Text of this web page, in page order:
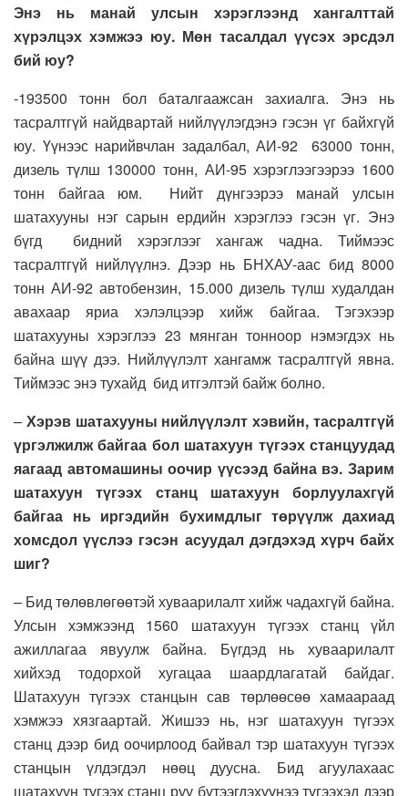
Энэ нь манай улсын хэрэглээнд хангалттай
хүрэлцэх хэмжээ юу. Мөн тасалдал үүсэх эрсдэл
бий юу?
-193500 тонн бол баталгаажсан захиалга. Энэ нь
тасралтгүй найдвартай нийлүүлэгдэнэ гэсэн үг байхгүй
юу. Үүнээс нарийвчлан задалбал, АИ-92 63000 тонн,
дизель түлш 130000 тонн, АИ-95 хэрэглээгээрээ 1600
тонн байгаа юм. Нийт дүнгээрээ манай улсын
шатахууны нэг сарын ердийн хэрэглээ гэсэн үг. Энэ
бүгд бидний хэрэглээг хангаж чадна. Тиймээс
тасралтгүй нийлүүлнэ. Дээр нь БНХАУ-аас бид 8000
тонн АИ-92 автобензин, 15.000 дизель түлш худалдан
авахаар яриа хэлэлцээр хийж байгаа. Тэгэхээр
шатахууны хэрэглээ 23 мянган тонноор нэмэгдэх нь
байна шүү дээ. Нийлүүлэлт хангамж тасралтгүй явна.
Тиймээс энэ тухайд бид итгэлтэй байж болно.
– Хэрэв шатахууны нийлүүлэлт хэвийн, тасралтгүй
үргэлжилж байгаа бол шатахуун түгээх станцуудад
яагаад автомашины оочир үүсээд байна вэ. Зарим
шатахуун түгээх станц шатахуун борлуулахгүй
байгаа нь иргэдийн бухимдлыг төрүүлж дахиад
хомсдол үүслээ гэсэн асуудал дэгдэхэд хүрч байх
шиг?
– Бид төлөвлөгөөтэй хуваарилалт хийж чадахгүй байна.
Улсын хэмжээнд 1560 шатахуун түгээх станц үйл
ажиллагаа явуулж байна. Бүгдэд нь хуваарилалт
хийхэд тодорхой хугацаа шаардлагатай байдаг.
Шатахуун түгээх станцын сав төрлөөсөө хамаараад
хэмжээ хязгаартай. Жишээ нь, нэг шатахуун түгээх
станц дээр бид оочирлоод байвал тэр шатахуун түгээх
станцын үлдэгдэл нөөц дуусна. Бид агуулахаас
шатахуун түгээх станц руу бүтээгдэхүүнээ түгээхэд дээр